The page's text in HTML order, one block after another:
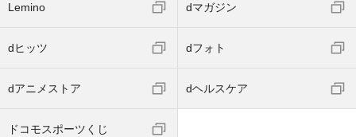
Lemino dマガジン
dヒッツ dフォト
dアニメストア dヘルスケア
ドコモスポーツくじ